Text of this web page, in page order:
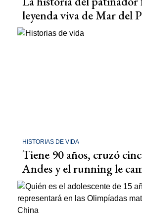
leyenda viva de Mar del
HISTORIAS DE VIDA
Tiene 90 años, cruzó
Andes y el running le